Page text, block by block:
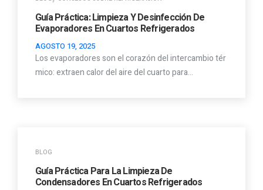
Guía Práctica: Limpieza Y Desinfección De
Evaporadores En Cuartos Refrigerados
AGOSTO 19, 2025
Los evaporadores son el corazón del intercambio tér
mico: extraen calor del aire del cuarto para…
BLOG
Guía Práctica Para La Limpieza De
Condensadores En Cuartos Refrigerados